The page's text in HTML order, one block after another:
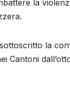
la
la
Cantoni